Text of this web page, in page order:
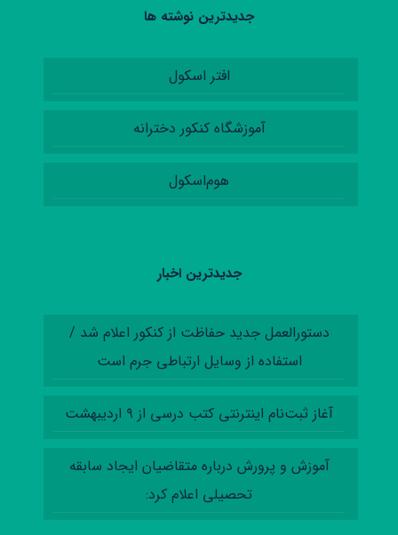
جدیدترین نوشته ها
افتر اسکول
آموزشگاه کنکور دخترانه
هوم‌اسکول
جدیدترین اخبار
دستورالعمل‌ جدید حفاظت از کنکور اعلام شد /
استفاده از وسایل ارتباطی جرم است
آغاز ثبت‌نام اینترنتی کتب درسی از ۹ اردیبهشت
آموزش‌ و پرورش درباره متقاضیان ایجاد سابقه
تحصیلی اعلام کرد: